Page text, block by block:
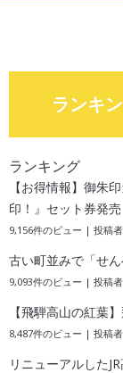
ランキ
ランキング
【お得情報】御朱
印！』セット券発
9,156件のビュー | 投稿
古い町並みで「せ
9,093件のビュー | 投稿
【飛騨高山の紅葉
8,487件のビュー | 投稿
リニューアルした